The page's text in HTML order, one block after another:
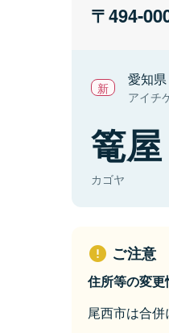
494-
愛知県
アイチ
篭屋
カゴヤ
ご注意
住所等の変更
尾西市は合